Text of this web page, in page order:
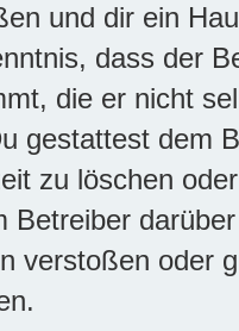
und dir ein
dass der
die er nicht
gestattest dem
zu löschen
Betreiber
verstoßen oder